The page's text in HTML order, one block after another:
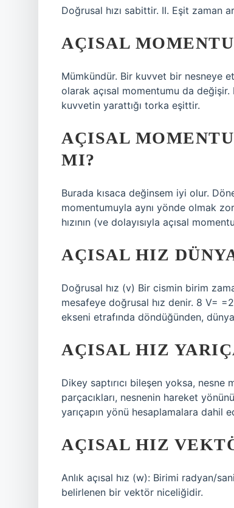
Doğrusal hızı sabittir. II. Eşit zaman
AÇISAL
Mümkündür. Bir kuvvet bir nesneye
olarak açısal momentumu da
kuvvetin yarattığı torka eşittir.
AÇISAL
MI?
Burada kısaca değinsem iyi olur.
momentumuyla aynı yönde olmak
hızının (ve dolayısıyla açısal
AÇISAL HIZ
Doğrusal hız (v) Bir cismin birim
mesafeye doğrusal hız denir. 8 V=
ekseni etrafında döndüğünden,
AÇISAL HIZ
Dikey saptırıcı bileşen yoksa,
parçacıkları, nesnenin hareket
yarıçapın yönü hesaplamalara dahil
AÇISAL HIZ
Anlık açısal hız (w): Birimi radyan/
belirlenen bir vektör niceliğidir.